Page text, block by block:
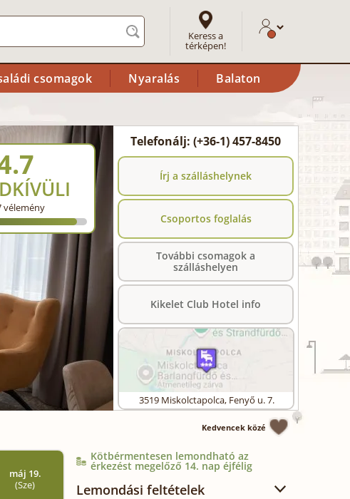
Keress a
térképen!
csomagok Nyaralás Balaton
vélemény
Telefonálj: (+36-1) 457-8450
Írj a szálláshelynek
Csoportos foglalás
További csomagok a
szálláshelyen
Kikelet Club Hotel info
3519 Miskolctapolca, Fenyő u. 7.
Kedvencek közé
máj 19.
(Sze)
Kötbérmentesen lemondható az
érkezést megelőző 14. nap éjfélig
Lemondási feltételek